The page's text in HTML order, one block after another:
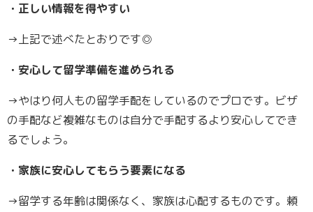
・正しい情報を得やすい
→上記で述べたとおりです◎
・安心して留学準備を進められる
→やはり何人もの留学手配をしているのでプロです。ビザ
の手配など複雑なものは自分で手配するより安心してでき
るでしょう。
・家族に安心してもらう要素になる
→留学する年齢は関係なく、家族は心配するものです。頼